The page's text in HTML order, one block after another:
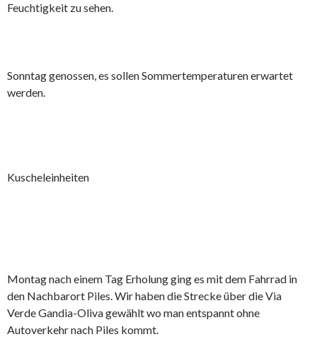
Feuchtigkeit zu sehen.
Sonntag genossen, es sollen Sommertemperaturen erwartet
werden.
Kuscheleinheiten
Montag nach einem Tag Erholung ging es mit dem Fahrrad in
den Nachbarort Piles. Wir haben die Strecke über die Via
Verde Gandia-Oliva gewählt wo man entspannt ohne
Autoverkehr nach Piles kommt.